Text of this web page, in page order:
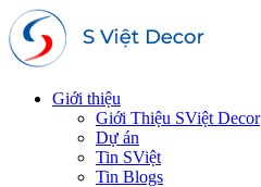
Giới thiệu
Giới Thiệu SViệt Decor
Dự án
Tin SViệt
Tin Blogs